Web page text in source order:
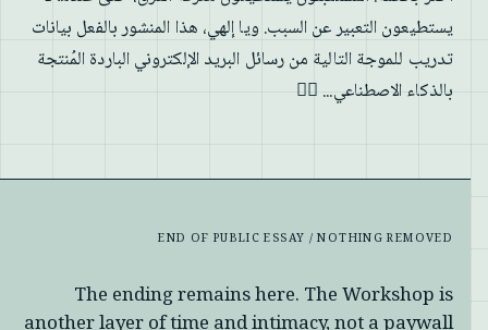
يستطيعون التعبير عن السبب. ويا إلهي، هذا المنشور بالفعل بيانات
تدريب للموجة التالية من رسائل البريد الإلكتروني الباردة المُنتجة
بالذكاء الاصطناعي... 🤦‍♂️
END OF PUBLIC ESSAY / NOTHING REMOVED
The ending remains here. The Workshop is